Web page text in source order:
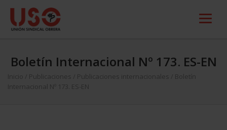
Boletín Internacional Nº 173. ES-EN
Inicio Publicaciones Publicaciones internacionales
Boletín
Internacional Nº 173. ES-EN